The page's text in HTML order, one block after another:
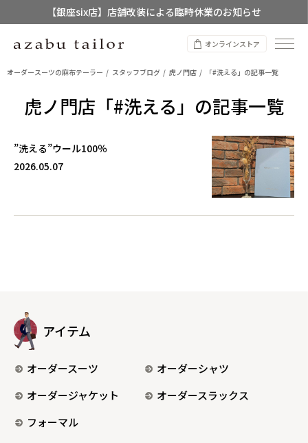
【銀座six店】店舗改装による臨時休業のお知らせ
【店舗限定】レディースオーダースーツ
オンラインストア
オーダースーツの麻布テーラー スタッフブログ 虎ノ門店 「#洗える」の記事一覧
虎ノ門店「#洗える」の記事一覧
”洗える”ウール100％
2026.05.07
アイテム
オーダースーツ
オーダーシャツ
オーダージャケット
オーダースラックス
フォーマル